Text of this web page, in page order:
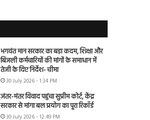
भगवंत मान सरकार का बड़ा कदम, शिक्षा और
बिजली कर्मचारियों की मांगों के समाधान में
तेजी के दिए निर्देश- चीमा
30 July 2026 - 1:34 PM
जंतर-मंतर विवाद पहुंचा सुप्रीम कोर्ट, केंद्र
सरकार से मांगा बल प्रयोग का पूरा रिकॉर्ड
30 July 2026 - 12:49 PM